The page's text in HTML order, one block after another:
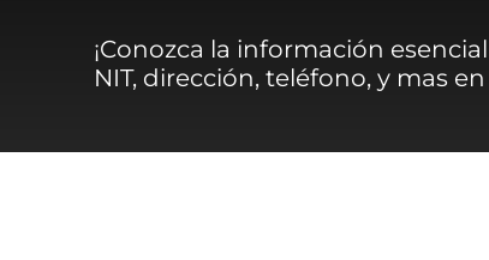
¡Conozca la información
NIT, dirección, teléfono, y mas